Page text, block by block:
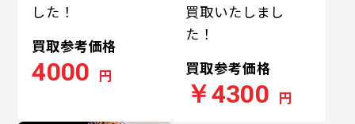
した！
買取参考価格
4000 円
買取いたしまし
た！
買取参考価格
￥4300 円